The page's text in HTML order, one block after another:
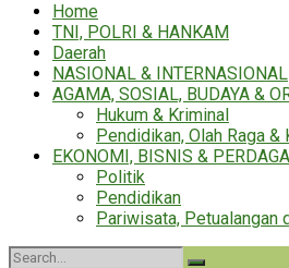
Home
TNI, POLRI & HANKAM
Daerah
NASIONAL & INTERNASIONAL
AGAMA, SOSIAL, BUDAYA &
Hukum & Kriminal
Pendidikan, Olah Raga &
EKONOMI, BISNIS &
Politik
Pendidikan
Pariwisata, Petualangan